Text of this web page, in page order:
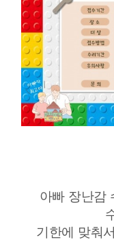
아빠 장난감
기한에 맞춰